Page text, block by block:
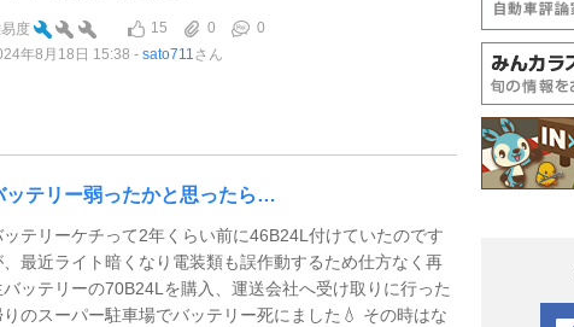
度 15 0
0
年8月18日 15:38
sato711 さん
ッテリー弱ったかと思ったら…
ッテリーケチって2年くらい前に46B24L付けていたのです
、最近ライト暗くなり電装類も誤作動するため仕方なく再
バッテリーの70B24Lを購入、運送会社へ受け取りに行った
りのスーパー駐車場でバッテリー死にました💧 その時はな